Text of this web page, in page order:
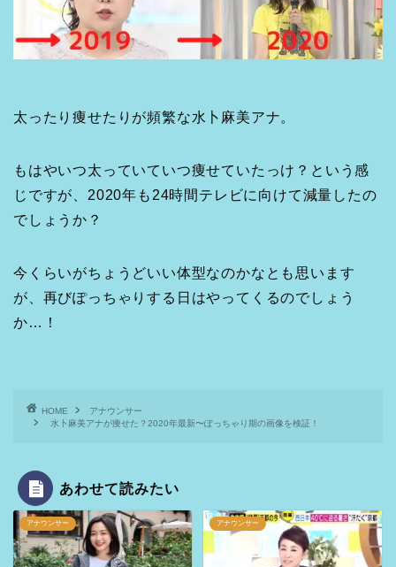
太ったり痩せたりが頻繁な水卜麻美アナ。
もはやいつ太っていていつ痩せていたっけ？という感
じですが、2020年も24時間テレビに向けて減量したの
でしょうか？
今くらいがちょうどいい体型なのかなとも思います
が、再びぽっちゃりする日はやってくるのでしょう
か…！
HOME
アナウンサー
水卜麻美アナが痩せた？2020年最新〜ぽっちゃり期の画像を検証！
あわせて読みたい
アナウンサー アナウンサー